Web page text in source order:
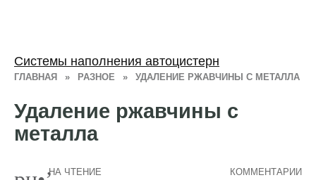
ГЛАВНАЯ » РАЗНОЕ » УДАЛЕНИЕ РЖАВЧИНЫ С МЕТАЛЛА
Удаление ржавчины с
металла
НА ЧТЕНИЕ КОММЕНТАРИИ
Системы наполнения автоцистерн